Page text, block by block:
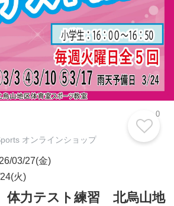
オンラインショップ
03/27(金)
火)
体力テスト練習 北烏山地
0